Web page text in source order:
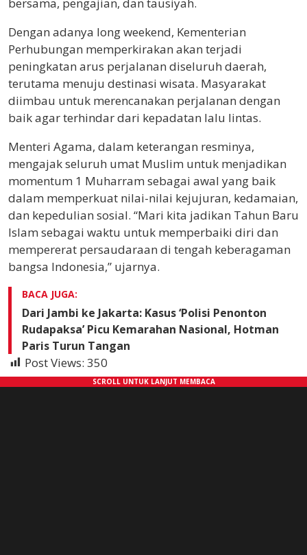
Dengan adanya long weekend, Kementerian
Perhubungan memperkirakan akan terjadi
peningkatan arus perjalanan diseluruh daerah,
terutama menuju destinasi wisata. Masyarakat
diimbau untuk merencanakan perjalanan dengan
baik agar terhindar dari kepadatan lalu lintas.
Menteri Agama, dalam keterangan resminya,
mengajak seluruh umat Muslim untuk menjadikan
momentum 1 Muharram sebagai awal yang baik
dalam memperkuat nilai-nilai kejujuran, kedamaian,
dan kepedulian sosial. “Mari kita jadikan Tahun Baru
Islam sebagai waktu untuk memperbaiki diri dan
mempererat persaudaraan di tengah keberagaman
bangsa Indonesia,” ujarnya.
BACA JUGA:
Dari Jambi ke Jakarta: Kasus ‘Polisi Penonton
Rudapaksa’ Picu Kemarahan Nasional, Hotman
Paris Turun Tangan
Post Views: 350